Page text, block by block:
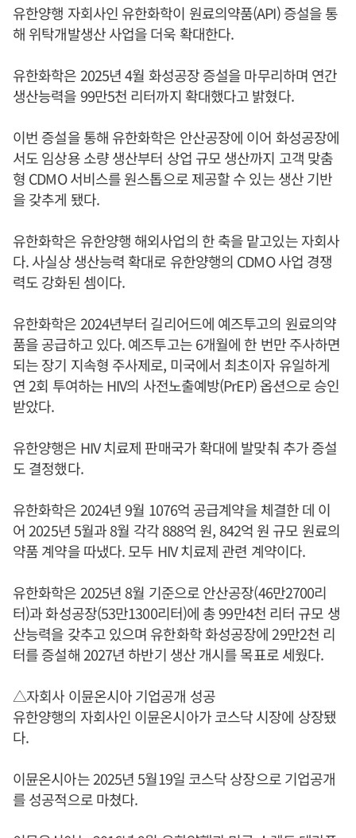
유한양행 자회사인 유한화학이 원료의약품(API) 증설을 통
해 위탁개발생산 사업을 더욱 확대한다.
유한화학은 2025년 4월 화성공장 증설을 마무리하며 연간
생산능력을 99만5천 리터까지 확대했다고 밝혔다.
이번 증설을 통해 유한화학은 안산공장에 이어 화성공장에
서도 임상용 소량 생산부터 상업 규모 생산까지 고객 맞춤
형 CDMO 서비스를 원스톱으로 제공할 수 있는 생산 기반
을 갖추게 됐다.
유한화학은 유한양행 해외사업의 한 축을 맡고있는 자회사
다. 사실상 생산능력 확대로 유한양행의 CDMO 사업 경쟁
력도 강화된 셈이다.
유한화학은 2024년부터 길리어드에 예즈투고의 원료의약
품을 공급하고 있다. 예즈투고는 6개월에 한 번만 주사하면
되는 장기 지속형 주사제로, 미국에서 최초이자 유일하게
연 2회 투여하는 HIV의 사전노출예방(PrEP) 옵션으로 승인
받았다.
유한양행은 HIV 치료제 판매국가 확대에 발맞춰 추가 증설
도 결정했다.
유한화학은 2024년 9월 1076억 공급계약을 체결한 데 이
어 2025년 5월과 8월 각각 888억 원, 842억 원 규모 원료의
약품 계약을 따냈다. 모두 HIV 치료제 관련 계약이다.
유한화학은 2025년 8월 기준으로 안산공장(46만2700리
터)과 화성공장(53만1300리터)에 총 99만4천 리터 규모 생
산능력을 갖추고 있으며 유한화학 화성공장에 29만2천 리
터를 증설해 2027년 하반기 생산 개시를 목표로 세웠다.
△자회사 이뮨온시아 기업공개 성공
유한양행의 자회사인 이뮨온시아가 코스닥 시장에 상장됐
다.
이뮨온시아는 2025년 5월19일 코스닥 상장으로 기업공개
를 성공적으로 마쳤다.